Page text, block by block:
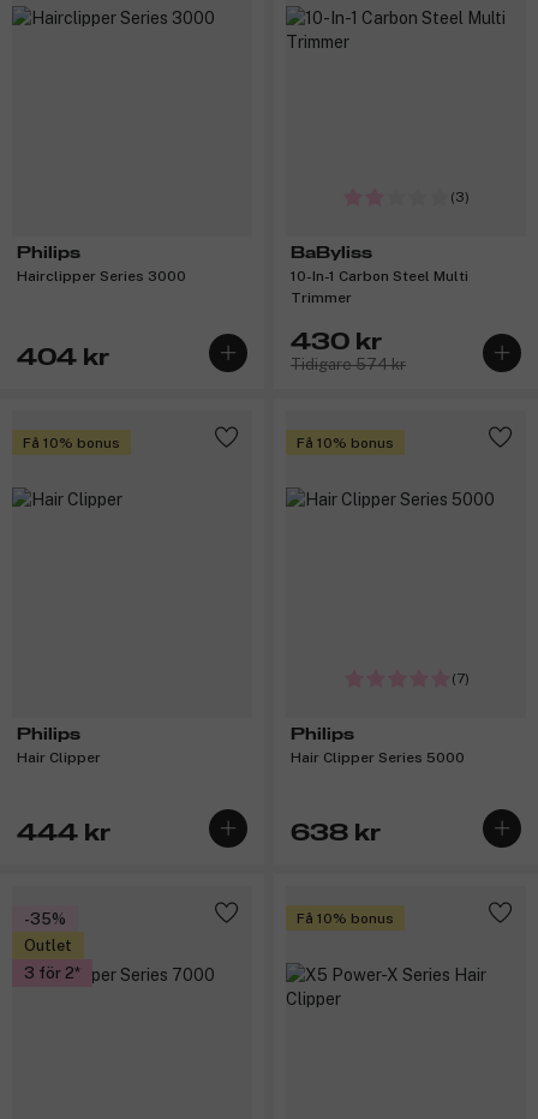
Philips
Hairclipper Series 3000
404 kr
(3)
BaByliss
10-In-1 Carbon Steel Multi
Trimmer
430 kr
Tidigare 574 kr
Få 10% bonus
Philips
Hair Clipper
444 kr
Få 10% bonus
(7)
Philips
Hair Clipper Series 5000
638 kr
-35%
Outlet
3 för 2
Få 10% bonus